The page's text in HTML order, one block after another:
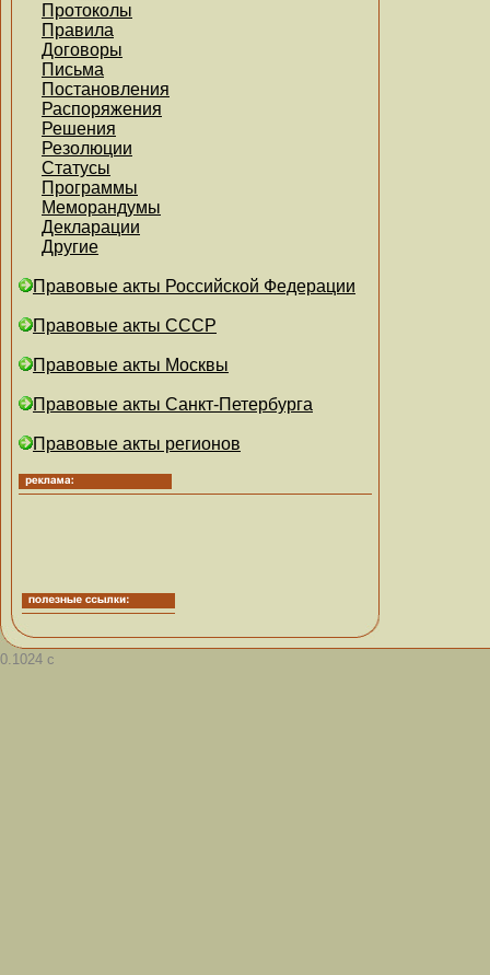
Протоколы
Правила
Договоры
Письма
Постановления
Распоряжения
Решения
Резолюции
Статусы
Программы
Меморандумы
Декларации
Другие
Правовые акты Российской Федерации
Правовые акты СССР
Правовые акты Москвы
Правовые акты Санкт-Петербурга
Правовые акты регионов
0.1024 с